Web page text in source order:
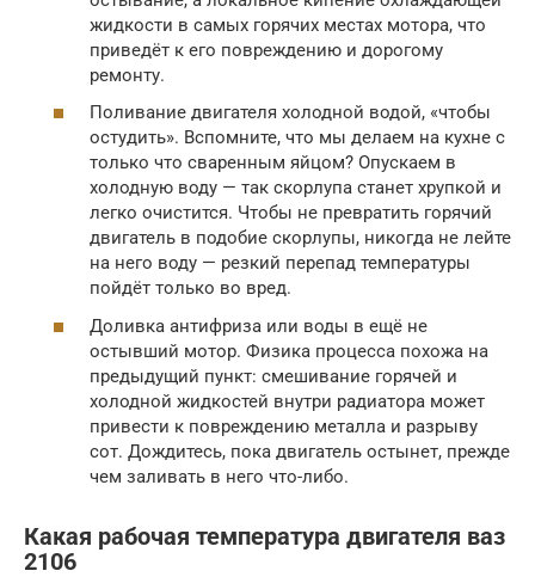
жидкости в самых горячих местах мотора, что
приведёт к его повреждению и дорогому
ремонту.
Поливание двигателя холодной водой, «чтобы
остудить». Вспомните, что мы делаем на кухне с
только что сваренным яйцом? Опускаем в
холодную воду — так скорлупа станет хрупкой и
легко очистится. Чтобы не превратить горячий
двигатель в подобие скорлупы, никогда не лейте
на него воду — резкий перепад температуры
пойдёт только во вред.
Доливка антифриза или воды в ещё не
остывший мотор. Физика процесса похожа на
предыдущий пункт: смешивание горячей и
холодной жидкостей внутри радиатора может
привести к повреждению металла и разрыву
сот. Дождитесь, пока двигатель остынет, прежде
чем заливать в него что-либо.
Какая рабочая температура двигателя ваз
2106